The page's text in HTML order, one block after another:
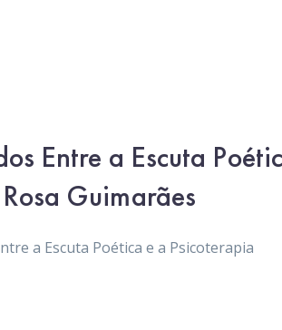
Entre a Escuta
Guimarães
a Escuta Poética e a Psicoterapia